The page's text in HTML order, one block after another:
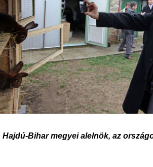
Hajdú-Bihar megyei alelnök, az